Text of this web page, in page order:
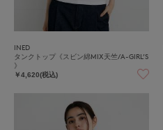
INED
タンクトップ《スビン綿MIX天竺/A-GIRL’S
》
￥4,620(税込)